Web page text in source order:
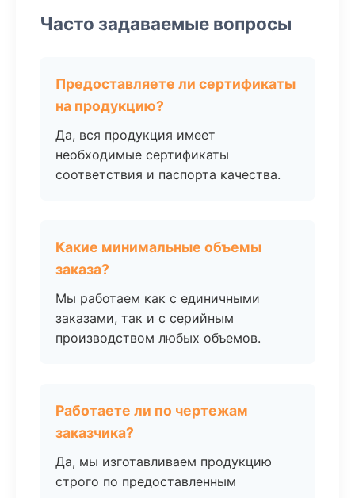
Часто задаваемые вопросы
Предоставляете ли сертификаты
на продукцию?
Да, вся продукция имеет
необходимые сертификаты
соответствия и паспорта качества.
Какие минимальные объемы
заказа?
Мы работаем как с единичными
заказами, так и с серийным
производством любых объемов.
Работаете ли по чертежам
заказчика?
Да, мы изготавливаем продукцию
строго по предоставленным